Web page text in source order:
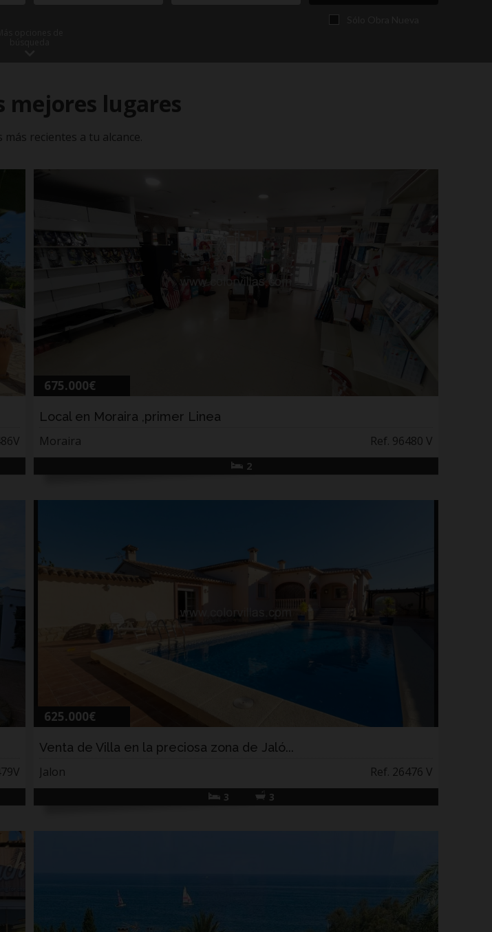
mejores lugares
más recientes a tu alcance.
675.000€
Local en Moraira ,primer Linea
Ref. 96480 V
Moraira
2
625.000€
Venta de Villa en la preciosa zona de Jaló...
Ref. 26476 V
Jalon
3 3